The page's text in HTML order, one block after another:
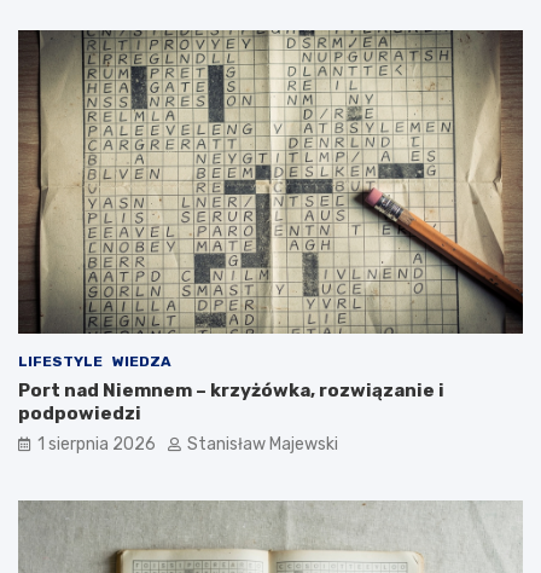
LIFESTYLE WIEDZA
Port nad Niemnem – krzyżówka, rozwiązanie i
podpowiedzi
1 sierpnia 2026 Stanisław Majewski